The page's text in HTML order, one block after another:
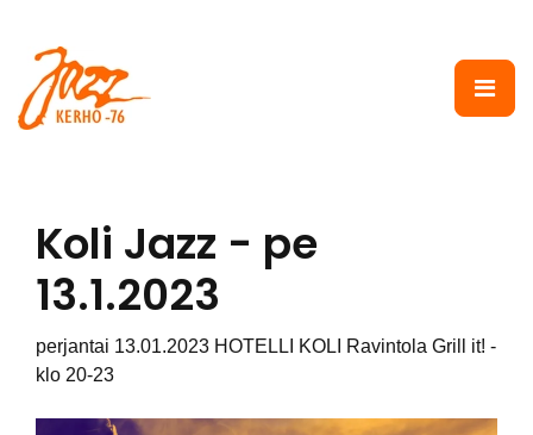
Koli Jazz - pe
13.1.2023
perjantai 13.01.2023 HOTELLI KOLI Ravintola Grill it! -
klo 20-23